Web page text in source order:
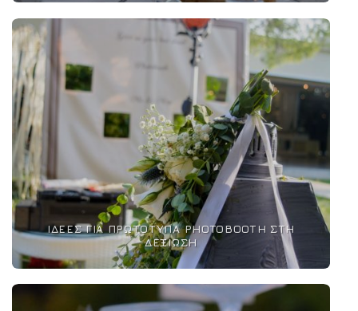
ΙΔΈΕΣ ΓΙΑ ΠΡΩΤΌΤΥΠΑ PHOTOBOOTH ΣΤΗ
ΔΕΞΊΩΣΗ